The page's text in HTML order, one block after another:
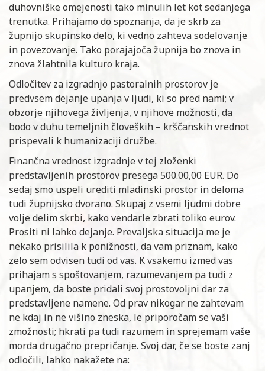
duhovniške omejenosti tako minulih let kot sedanjega
trenutka. Prihajamo do spoznanja, da je skrb za
župnijo skupinsko delo, ki vedno zahteva sodelovanje
in povezovanje. Tako porajajoča župnija bo znova in
znova žlahtnila kulturo kraja.
Odločitev za izgradnjo pastoralnih prostorov je
predvsem dejanje upanja v ljudi, ki so pred nami; v
obzorje njihovega življenja, v njihove možnosti, da
bodo v duhu temeljnih človeških – krščanskih vrednot
prispevali k humanizaciji družbe.
Finančna vrednost izgradnje v tej zloženki
predstavljenih prostorov presega 500.00,00 EUR. Do
sedaj smo uspeli urediti mladinski prostor in deloma
tudi župnijsko dvorano. Skupaj z vsemi ljudmi dobre
volje delim skrbi, kako vendarle zbrati toliko eurov.
Prositi ni lahko dejanje. Prevaljska situacija me je
nekako prisilila k ponižnosti, da vam priznam, kako
zelo sem odvisen tudi od vas. K vsakemu izmed vas
prihajam s spoštovanjem, razumevanjem pa tudi z
upanjem, da boste pridali svoj prostovoljni dar za
predstavljene namene. Od prav nikogar ne zahtevam
ne kdaj in ne višino zneska, le priporočam se vaši
zmožnosti; hkrati pa tudi razumem in sprejemam vaše
morda drugačno prepričanje. Svoj dar, če se boste zanj
odločili, lahko nakažete na: